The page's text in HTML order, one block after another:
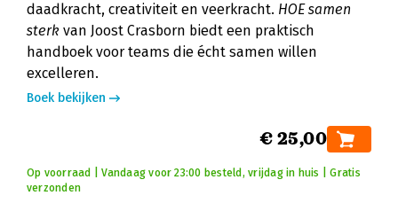
daadkracht, creativiteit en veerkracht. HOE samen
sterk van Joost Crasborn biedt een praktisch
handboek voor teams die écht samen willen
excelleren.
Boek bekijken
€ 25,00
Op voorraad | Vandaag voor 23:00 besteld, vrijdag in huis | Gratis
verzonden